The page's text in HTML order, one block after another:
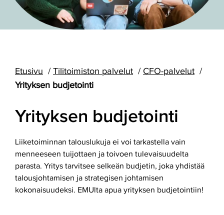
Etusivu Tilitoimiston palvelut
CFO-palvelut
Yrityksen budjetointi
Yrityksen budjetointi
Liiketoiminnan talouslukuja ei voi tarkastella vain
menneeseen tuijottaen ja toivoen tulevaisuudelta
parasta. Yritys tarvitsee selkeän budjetin, joka yhdistää
talousjohtamisen ja strategisen johtamisen
kokonaisuudeksi. EMUlta apua yrityksen budjetointiin!